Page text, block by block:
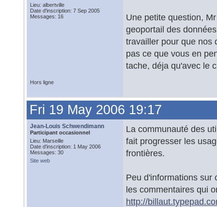
Lieu: albertville
Date d'inscription: 7 Sep 2005
Messages: 16
Une petite question,
geoportail des
travailler pour que nos
pas ce que vous en
tache, déja qu'avec le
Hors ligne
Fri 19 May 2006 19:17
Jean-Louis Schwendimann
Participant occasionnel
Lieu: Marseille
Date d'inscription: 1 May 2006
Messages: 30
Site web
La communauté des
fait progresser les
frontières.
Peu d'informations sur
les commentaires qui
http://